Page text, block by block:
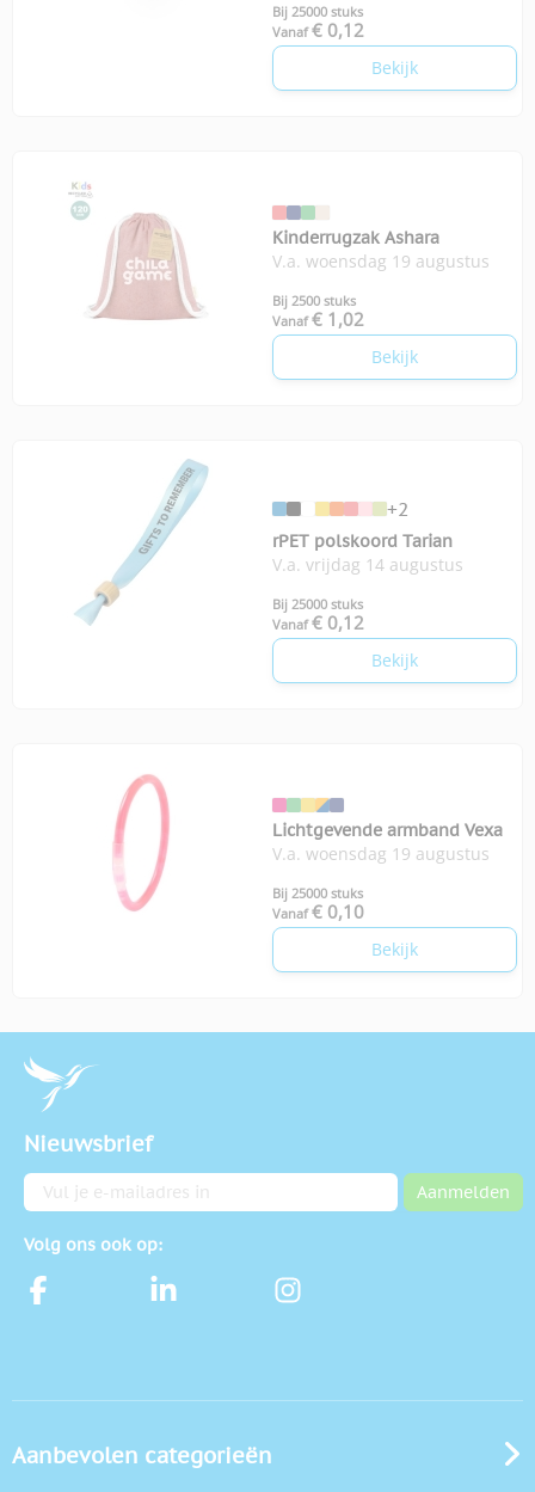
Bij 25000 stuks
Vanaf € 0,12
Bekijk
Kinderrugzak Ashara
V.a. woensdag 19 augustus
Bij 2500 stuks
Vanaf € 1,02
Bekijk
+2
rPET polskoord Tarian
V.a. vrijdag 14 augustus
Bij 25000 stuks
Vanaf € 0,12
Bekijk
Lichtgevende armband Vexa
V.a. woensdag 19 augustus
Bij 25000 stuks
Vanaf € 0,10
Bekijk
Nieuwsbrief
E-mailadres Aanmelden
Volg ons ook op:
Aanbevolen categorieën